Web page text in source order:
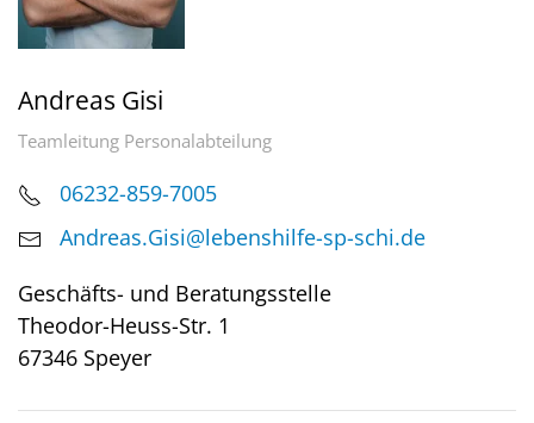
Andreas Gisi
Teamleitung Personalabteilung
06232-859-7005
Andreas.Gisi@lebenshilfe-sp-schi.de
Geschäfts- und Beratungsstelle
Theodor-Heuss-Str. 1
67346 Speyer